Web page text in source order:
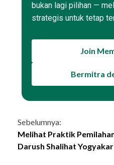
bukan lagi pilihan —
strategis untuk tetap
Join
Bermitra
Continue
Reading
Sebelumnya:
Melihat Praktik
Darush Shalihat